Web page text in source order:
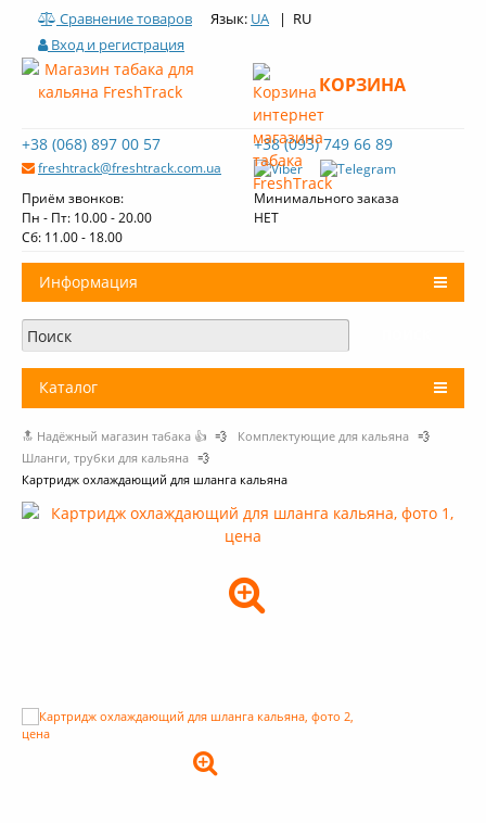
Сравнение товаров Язык: UA | RU
Вход и регистрация
+38 (068) 897 00 57
freshtrack@freshtrack.com.ua
+38 (093) 749 66 89
Приём звонков:
Пн - Пт: 10.00 - 20.00
Cб: 11.00 - 18.00
Минимального заказа
НЕТ
КОРЗИНА
Информация
О нас
Доставка и оплата
Обзоры табака Fresh Track
Каталог
Табак для кальяна
Уголь для кальяна
Кальяны
+
Условия опта
🔝 Надёжный магазин табака 👍 💨 Комплектующие для кальяна 💨
Шланги, трубки для кальяна 💨
Картридж охлаждающий для шланга кальяна